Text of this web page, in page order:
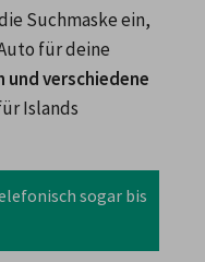
Suchmaske ein,
für deine
und verschiedene
Islands
sogar bis